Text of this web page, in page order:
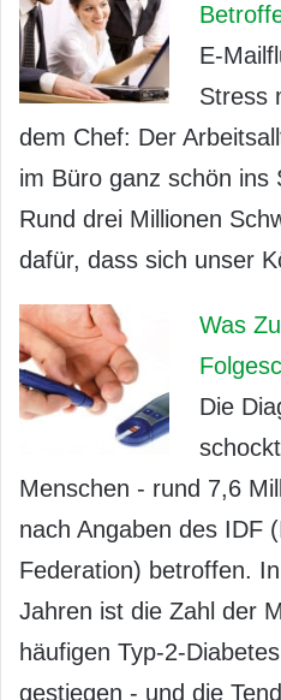
E-
Stress
dem Chef: Der
im Büro ganz schön ins
Rund drei Millionen
dafür, dass sich unser
Was
Die
Menschen - rund 7,6
nach Angaben des IDF
Federation) betroffen.
Jahren ist die Zahl der
häufigen Typ-2-
gestiegen - und die